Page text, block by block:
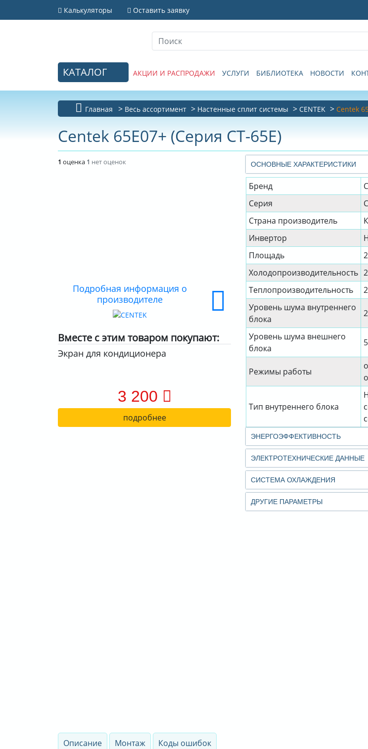
Калькуляторы Оставить заявку
КАТАЛОГ АКЦИИ И РАСПРОДАЖИ УСЛУГИ БИБЛИОТЕКА НОВОСТИ
Главная Весь ассортимент Настенные сплит системы CENTEK Centek
Centek 65E07+ (Серия CT-65E)
1 оценка 1 нет оценок
Подробная информация о
производителе
Вместе с этим товаром покупают:
Экран для кондиционера
3 200
подробнее
ОСНОВНЫЕ ХАРАКТЕРИСТИКИ
Бренд
Серия
Страна производитель
Инвертор
Площадь
Холодопроизводительность
Теплопроизводительность
Уровень шума внутреннего
блока
Уровень шума внешнего
блока
Режимы работы
Тип внутреннего блока
ЭНЕРГОЭФФЕКТИВНОСТЬ
ЭЛЕКТРОТЕХНИЧЕСКИЕ ДАННЫЕ
СИСТЕМА ОХЛАЖДЕНИЯ
ДРУГИЕ ПАРАМЕТРЫ
Описание Монтаж Коды ошибок